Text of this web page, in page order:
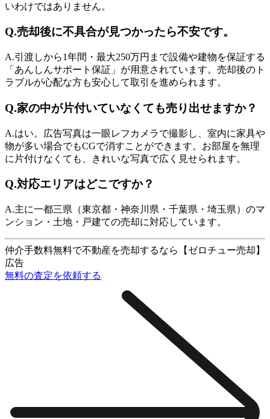
いわけではありません。
Q.売却後に不具合が見つかったら不安です。
A.引渡しから1年間・最大250万円まで設備や建物を保証する
「あんしんサポート保証」が用意されています。売却後のト
ラブルが心配な方も安心して取引を進められます。
Q.家の中が片付いていなくても売り出せますか？
A.はい。広告写真は一眼レフカメラで撮影し、室内に家具や
物が多い場合でもCGで消すことができます。お部屋を無理
に片付けなくても、きれいな写真で広く見せられます。
Q.対応エリアはどこですか？
A.主に一都三県（東京都・神奈川県・千葉県・埼玉県）のマ
ンション・土地・戸建ての売却に対応しています。
仲介手数料無料で不動産を売却するなら【ゼロチュー売却】
広告
無料の査定を依頼する